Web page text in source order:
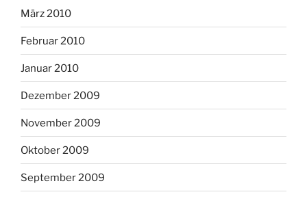
März 2010
Februar 2010
Januar 2010
Dezember 2009
November 2009
Oktober 2009
September 2009